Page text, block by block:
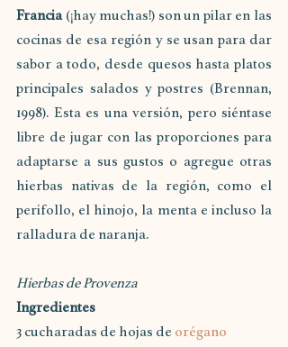
Francia (¡hay muchas!) son un pilar en las
cocinas de esa región y se usan para dar
sabor a todo, desde quesos hasta platos
principales salados y postres (Brennan,
1998). Esta es una versión, pero siéntase
libre de jugar con las proporciones para
adaptarse a sus gustos o agregue otras
hierbas nativas de la región, como el
perifollo, el hinojo, la menta e incluso la
ralladura de naranja.
Hierbas de Provenza
Ingredientes
3 cucharadas de hojas de orégano